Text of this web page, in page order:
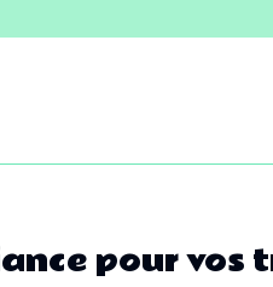
pour vos